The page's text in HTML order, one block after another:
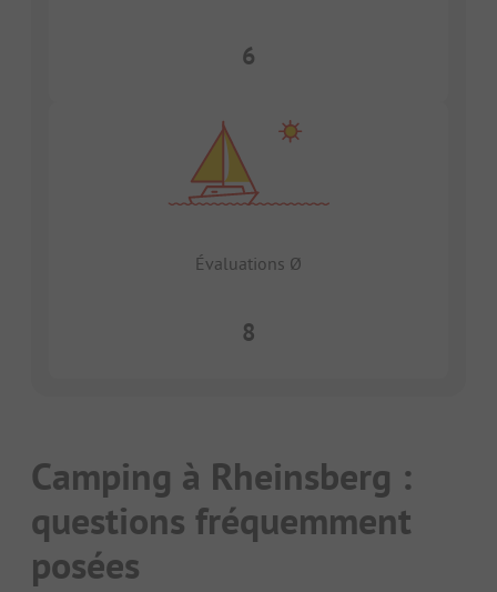
6
Évaluations Ø
8
Camping à Rheinsberg :
questions fréquemment
posées